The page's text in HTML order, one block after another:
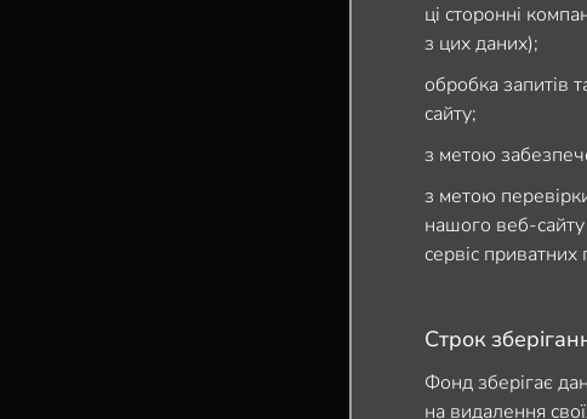
ці сторонні
з цих даних);
обробка запитів
сайту;
з метою
з метою
нашого веб-
сервіс
Строк
Фонд зберігає
на видалення